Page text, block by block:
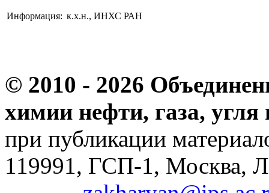
Информация: к.х.н., ИНХС РАН
© 2010 - 2026
химии нефти, газа,
при публикации
119991, ГСП-1, Москва,